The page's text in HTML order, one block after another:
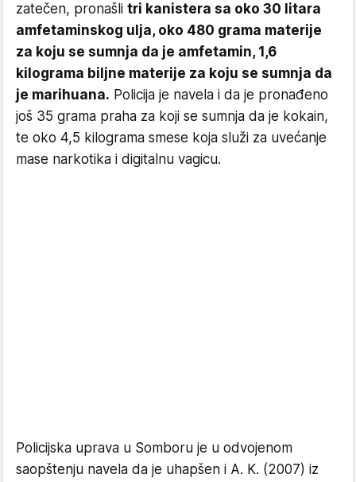
zatečen, pronašli tri kanistera sa oko 30 litara
amfetaminskog ulja, oko 480 grama materije
za koju se sumnja da je amfetamin, 1,6
kilograma biljne materije za koju se sumnja da
je marihuana. Policija je navela i da je pronađeno
još 35 grama praha za koji se sumnja da je kokain,
te oko 4,5 kilograma smese koja služi za uvećanje
mase narkotika i digitalnu vagicu.
Policijska uprava u Somboru je u odvojenom
saopštenju navela da je uhapšen i A. K. (2007) iz